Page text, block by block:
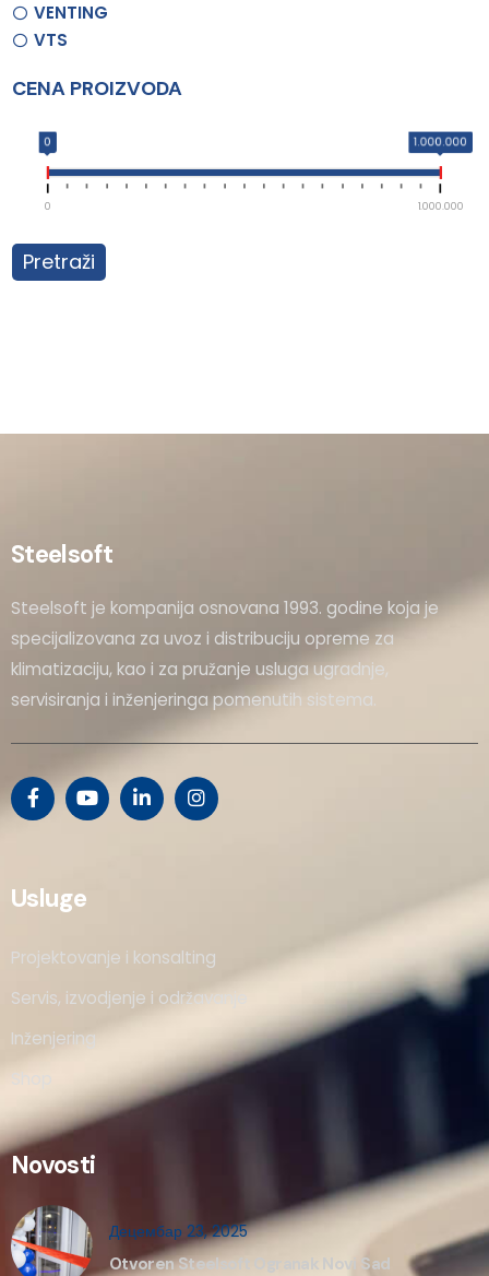
VENTING
VTS
CENA PROIZVODA
0 1.000.000
0 1.000.000
Pretraži
Steelsoft
Steelsoft je kompanija osnovana 1993. godine koja je
specijalizovana za uvoz i distribuciju opreme za
klimatizaciju, kao i za pružanje usluga ugradnje,
servisiranja i inženjeringa pomenutih sistema.
Usluge
Projektovanje i konsalting
Servis, izvodjenje i održavanje
Inženjering
Shop
Novosti
Децембар 23, 2025
Otvoren Steelsoft Ogranak Novi Sad